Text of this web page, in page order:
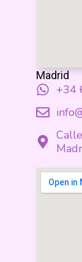
Madrid
+34